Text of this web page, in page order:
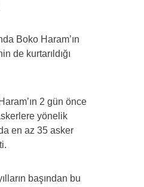
Boko Haram’ın
de kurtarıldığı
2 gün önce
yönelik
en az 35 asker
başından bu